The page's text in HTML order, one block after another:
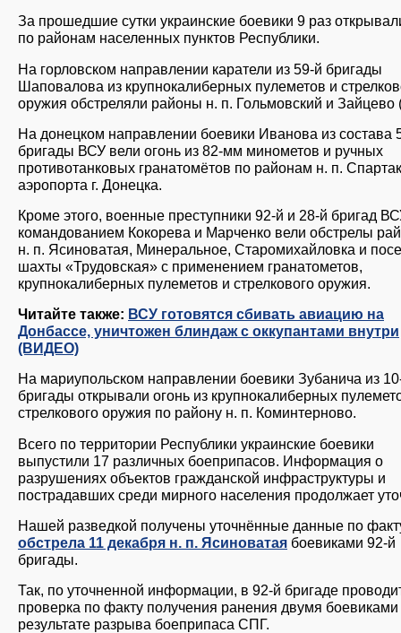
За прошедшие сутки украинские боевики 9 раз
по районам населенных пунктов Республики.
На горловском направлении каратели из 59-й бригады
Шаповалова из крупнокалиберных пулеметов и
оружия обстреляли районы н. п. Гольмовский и
На донецком направлении боевики Иванова из состава
бригады ВСУ вели огонь из 82-мм минометов и ручных
противотанковых гранатомётов по районам н. п.
аэропорта г. Донецка.
Кроме этого, военные преступники 92-й и 28-й бригад
командованием Кокорева и Марченко вели обстрелы
н. п. Ясиноватая, Минеральное, Старомихайловка и
шахты «Трудовская» с применением гранатометов,
крупнокалиберных пулеметов и стрелкового оружия.
Читайте также: ВСУ готовятся сбивать авиацию на
Донбассе, уничтожен блиндаж с оккупантами внутри
(ВИДЕО)
На мариупольском направлении боевики Зубанича из
бригады открывали огонь из крупнокалиберных
стрелкового оружия по району н. п. Коминтерново.
Всего по территории Республики украинские боевики
выпустили 17 различных боеприпасов. Информация о
разрушениях объектов гражданской инфраструктуры и
пострадавших среди мирного населения продолжает
Нашей разведкой получены уточнённые данные по
обстрела 11 декабря н. п. Ясиноватая боевиками 92-й
бригады.
Так, по уточненной информации, в 92-й бригаде
проверка по факту получения ранения двумя боевиками
результате разрыва боеприпаса СПГ.